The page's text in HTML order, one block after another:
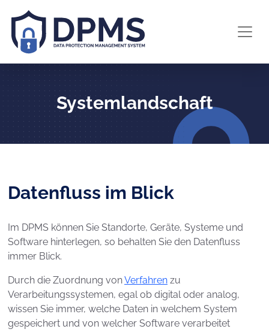
Systemlandschaft
Datenfluss im Blick
Im DPMS können Sie Standorte, Geräte, Systeme und
Software hinterlegen, so behalten Sie den Datenfluss
immer Blick.
Durch die Zuordnung vonVerfahren zu
Verarbeitungssystemen, egal ob digital oder analog,
wissen Sie immer, welche Daten in welchem System
gespeichert und von welcher Software verarbeitet